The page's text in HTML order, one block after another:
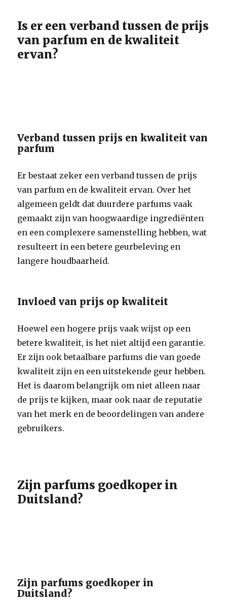
Is er een verband tussen de prijs
van parfum en de kwaliteit
ervan?
Verband tussen prijs en kwaliteit van
parfum
Er bestaat zeker een verband tussen de prijs
van parfum en de kwaliteit ervan. Over het
algemeen geldt dat duurdere parfums vaak
gemaakt zijn van hoogwaardige ingrediënten
en een complexere samenstelling hebben, wat
resulteert in een betere geurbeleving en
langere houdbaarheid.
Invloed van prijs op kwaliteit
Hoewel een hogere prijs vaak wijst op een
betere kwaliteit, is het niet altijd een garantie.
Er zijn ook betaalbare parfums die van goede
kwaliteit zijn en een uitstekende geur hebben.
Het is daarom belangrijk om niet alleen naar
de prijs te kijken, maar ook naar de reputatie
van het merk en de beoordelingen van andere
gebruikers.
Zijn parfums goedkoper in
Duitsland?
Zijn parfums goedkoper in
Duitsland?